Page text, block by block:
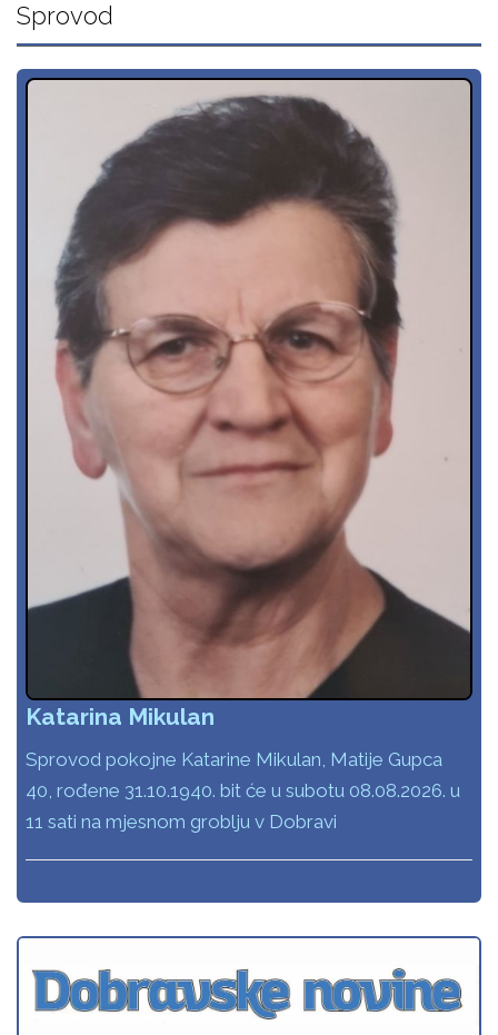
Sprovod
Katarina Mikulan
Sprovod pokojne Katarine Mikulan, Matije Gupca
40, rođene 31.10.1940. bit će u subotu 08.08.2026. u
11 sati na mjesnom groblju v Dobravi